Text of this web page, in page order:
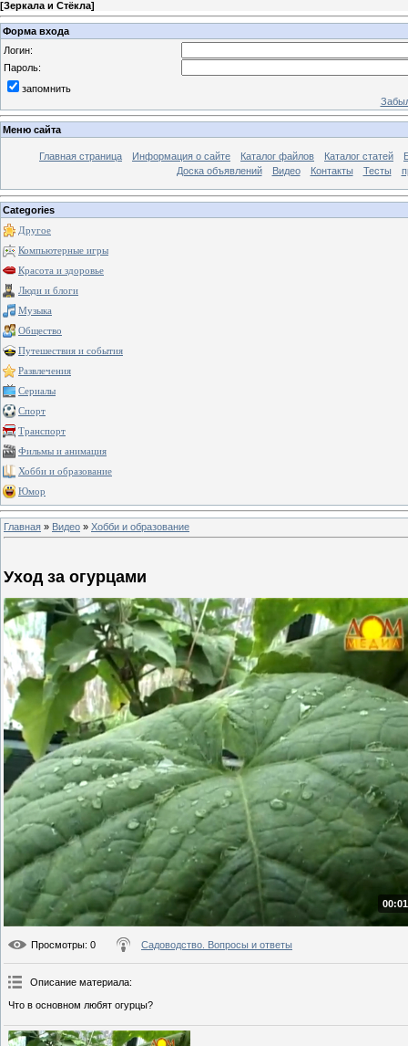
[Зеркала и Стёкла]
Форма входа
Логин:
Пароль:
запомнить
Меню сайта
Главная страница Информация о сайте Каталог файлов Каталог статей
Доска объявлений
Видео Контакты Тесты
Categories
Другое
Компьютерные игры
Красота и здоровье
Люди и блоги
Музыка
Общество
Путешествия и события
Развлечения
Сериалы
Спорт
Транспорт
Фильмы и анимация
Хобби и образование
Юмор
Главная » Видео » Хобби и образование
Уход за огурцами
Просмотры: 0 Садоводство. Вопросы и ответы
Описание материала:
Что в основном любят огурцы?